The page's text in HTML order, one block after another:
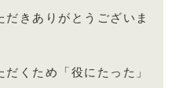
きありがとうございま
くため「役にたった」